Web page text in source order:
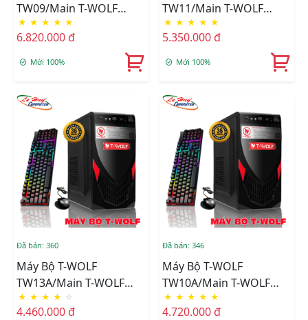
TW09/Main T-WOLF
H310/CPU Intel I3-
8100/Ram DDR4
8GB/3200/SSD T-Wolf
F22VFHD75+Tặng Bộ
Phím Chuột T-Wolf
TF200
★ ★ ★ ★ ★
6.820.000 đ
Mới 100%
TW11/Main T-WOLF
H510/CPU Intel
G5905/Ram DDR4
8GB/3200/SSD T-Wolf
F22VFHD75 +Tặng Bộ
Phím Chuột T-Wolf
TF200
★ ★ ★ ★ ★
5.350.000 đ
Mới 100%
Đã bán: 360
Máy Bộ T-WOLF
TW13A/Main T-WOLF
H610/CPU Intel
G7400/Ram DDR4
★ ★ ★ ★ ☆
4.460.000 đ
Đã bán: 346
Máy Bộ T-WOLF
TW10A/Main T-WOLF
H310/CPU Intel Core I5-
8500/Ram DDR4
★ ★ ★ ★ ★
4.720.000 đ